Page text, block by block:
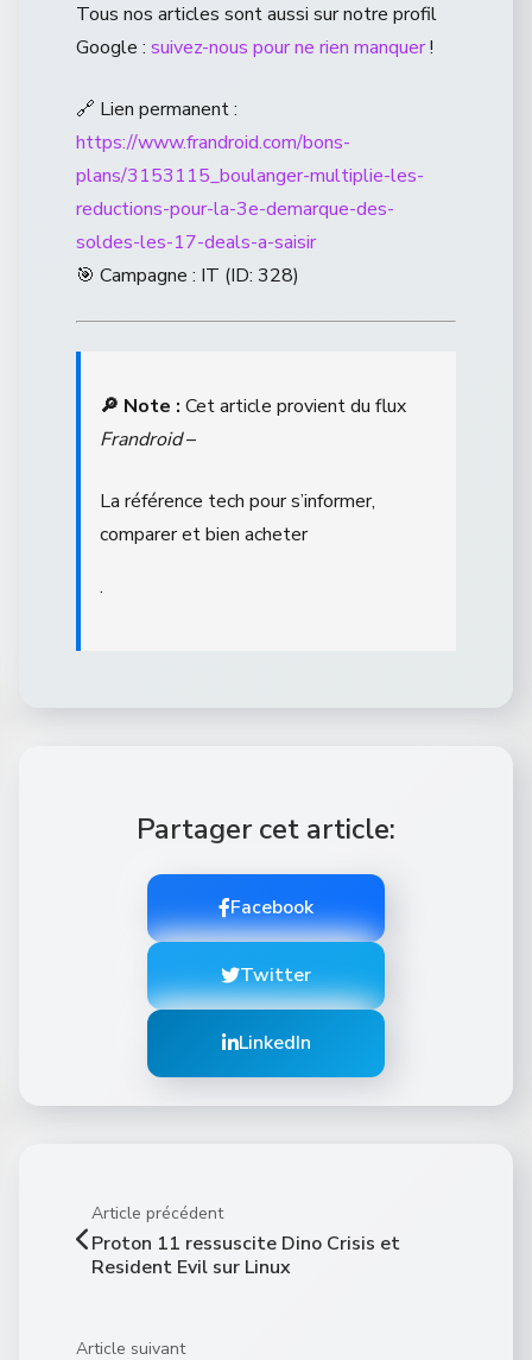
Tous nos articles sont aussi sur notre profil
Google : suivez-nous pour ne rien manquer!
🔗 Lien permanent :
https://www.frandroid.com/bons-
plans/3153115_boulanger-multiplie-les-
reductions-pour-la-3e-demarque-des-
soldes-les-17-deals-a-saisir
🎯 Campagne : IT (ID: 328)
🔎 Note : Cet article provient du flux
Frandroid–
La référence tech pour s’informer,
comparer et bien acheter
.
Partager cet article:
Facebook
Twitter
LinkedIn
Article précédent
Proton 11 ressuscite Dino Crisis et
Resident Evil sur Linux
Article suivant